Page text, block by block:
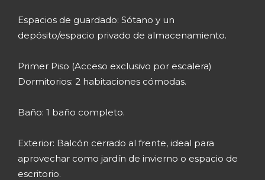
Espacios de guardado: Sótano y un
depósito/espacio privado de almacenamiento.
Primer Piso (Acceso exclusivo por escalera)
Dormitorios: 2 habitaciones cómodas.
Baño: 1 baño completo.
Exterior: Balcón cerrado al frente, ideal para
aprovechar como jardín de invierno o espacio de
escritorio.